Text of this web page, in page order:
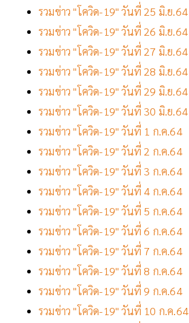
รวมข่าว "โควิด-19" วันที่ 25 มิ.ย.64
รวมข่าว "โควิด-19" วันที่ 26 มิ.ย.64
รวมข่าว "โควิด-19" วันที่ 27 มิ.ย.64
รวมข่าว "โควิด-19" วันที่ 28 มิ.ย.64
รวมข่าว "โควิด-19" วันที่ 29 มิ.ย.64
รวมข่าว "โควิด-19" วันที่ 30 มิ.ย.64
รวมข่าว "โควิด-19" วันที่ 1 ก.ค.64
รวมข่าว "โควิด-19" วันที่ 2 ก.ค.64
รวมข่าว "โควิด-19" วันที่ 3 ก.ค.64
รวมข่าว "โควิด-19" วันที่ 4 ก.ค.64
รวมข่าว "โควิด-19" วันที่ 5 ก.ค.64
รวมข่าว "โควิด-19" วันที่ 6 ก.ค.64
รวมข่าว "โควิด-19" วันที่ 7 ก.ค.64
รวมข่าว "โควิด-19" วันที่ 8 ก.ค.64
รวมข่าว "โควิด-19" วันที่ 9 ก.ค.64
รวมข่าว "โควิด-19" วันที่ 10 ก.ค.64